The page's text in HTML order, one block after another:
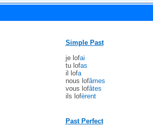
Simple Past
je lofai
tu lofas
il lofa
nous lofâmes
vous lofâtes
ils lofèrent
Past Perfect